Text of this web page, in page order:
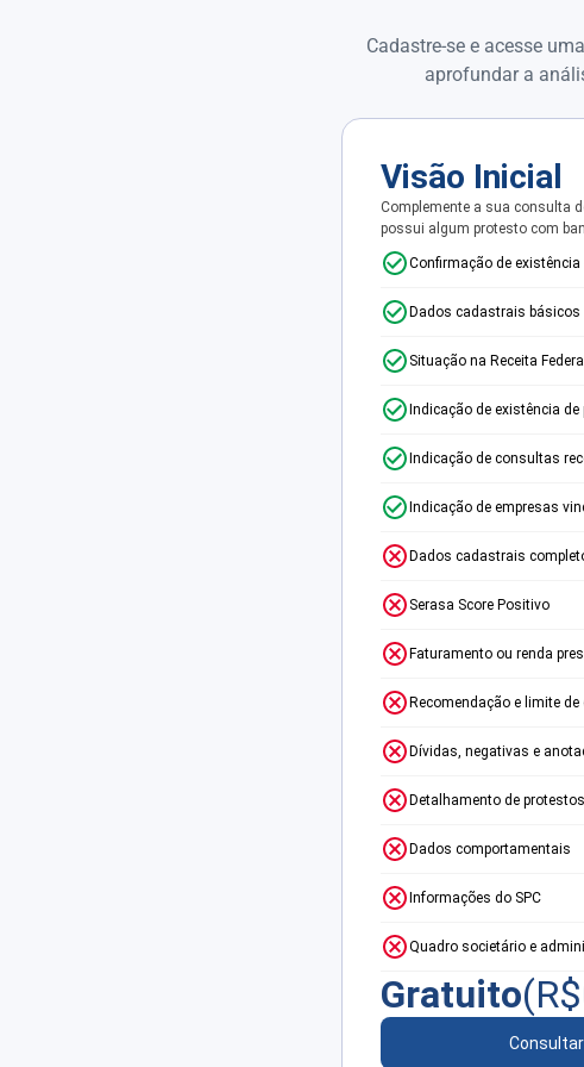
Cadastre-se e acesse
aprofundar a
Visão Inicial
Complemente a sua consulta
possui algum protesto com
Confirmação de existência
Dados cadastrais básicos
Situação na Receita Federal
Indicação de existência de
Indicação de consultas
Indicação de empresas
Dados cadastrais
Serasa Score Positivo
Faturamento ou renda
Recomendação e limite de
Dívidas, negativas e
Detalhamento de protestos
Dados comportamentais
Informações do SPC
Quadro societário e
Gratuito(R$